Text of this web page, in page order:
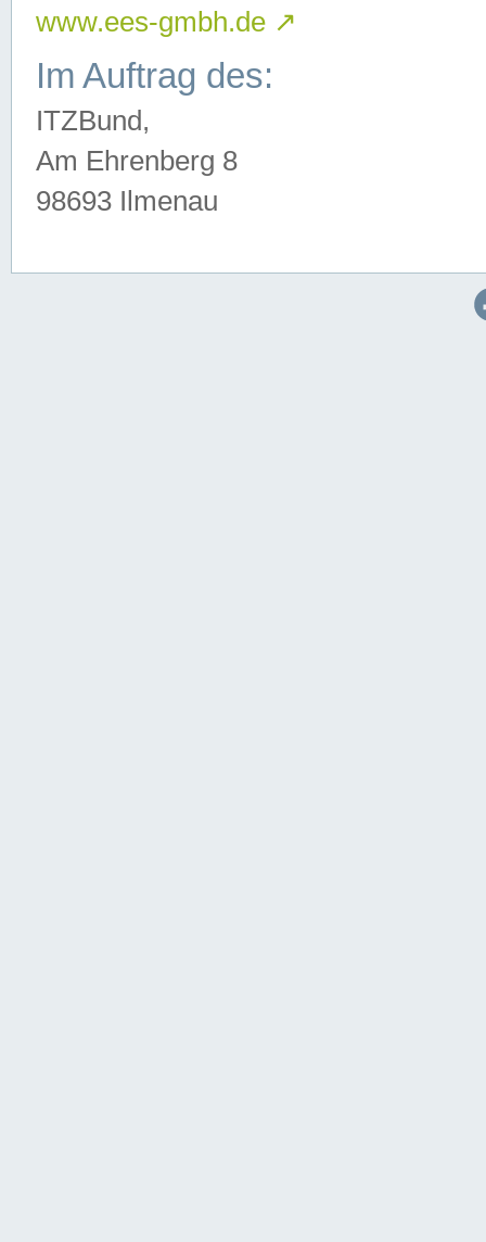
www.ees-gmbh.de ↗
Im Auftrag des:
ITZBund,
Am Ehrenberg 8
98693 Ilmenau